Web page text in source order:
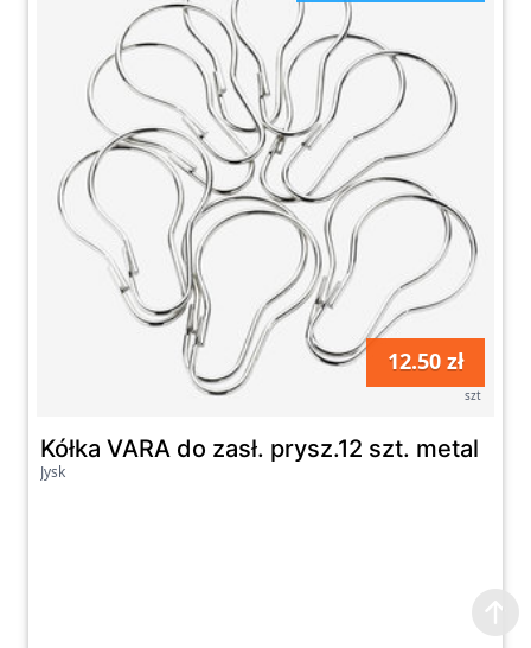
12.50 zł
szt
Kółka VARA do zasł. prysz.12 szt. metal
Jysk